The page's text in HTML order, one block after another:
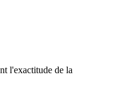
l'exactitude de la